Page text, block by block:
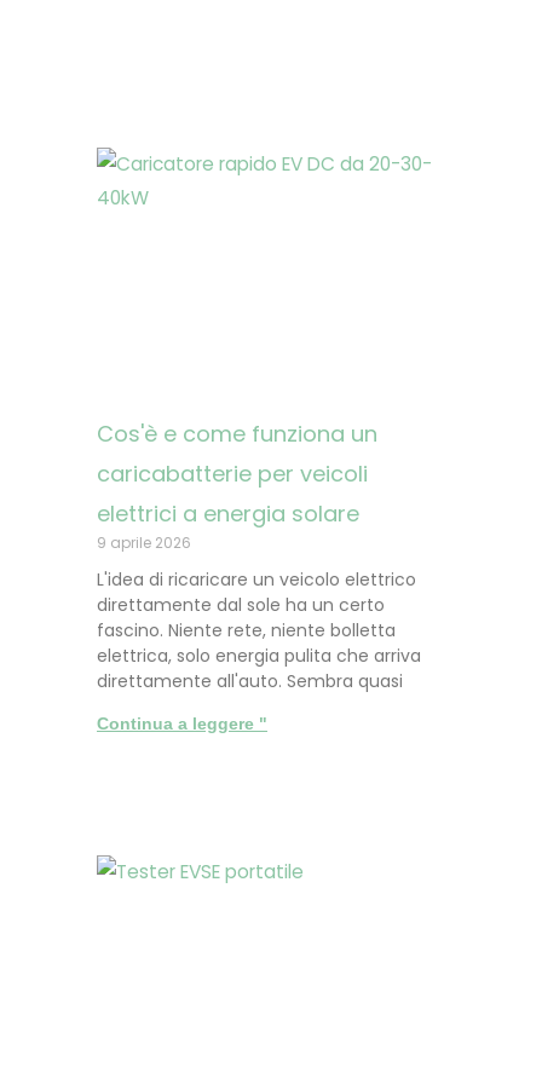
Cos'è e come funziona un
caricabatterie per veicoli
elettrici a energia solare
9 aprile 2026
L'idea di ricaricare un veicolo elettrico
direttamente dal sole ha un certo
fascino. Niente rete, niente bolletta
elettrica, solo energia pulita che arriva
direttamente all'auto. Sembra quasi
Continua a leggere "